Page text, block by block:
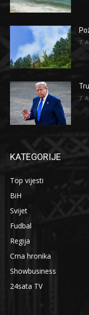
7.
7.
KATEGORIJE
Top vijesti
BiH
Svijet
Fudbal
Regija
Crna hronika
Showbusiness
24sata TV